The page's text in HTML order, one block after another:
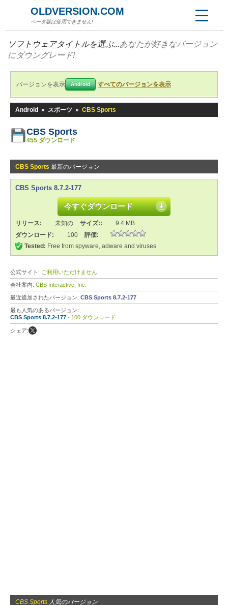
OLDVERSION.COM
ベータ版は使用できません!
ソフトウェアタイトルを選ぶ...あなたが好きなバージョン
にダウングレード!
バージョンを表示 Android すべてのバージョンを表示
Android » スポーツ » CBS Sports
CBS Sports
455 ダウンロード
CBS Sports 最新のバージョン
CBS Sports 8.7.2-177
今すぐダウンロード
リリース: 未知の サイズ::
9.4 MB
ダウンロード:
100
評価:
Tested: Free from spyware, adware and viruses
公式サイト: ご利用いただけません
会社案内: CBS Interactive, Inc.
最近追加されたバージョン: CBS Sports 8.7.2-177
最も人気のあるバージョン:
CBS Sports 8.7.2-177 - 100 ダウンロード
シェア:
CBS Sports 人気のバージョン